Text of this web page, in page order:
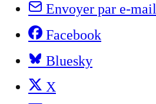
Envoyer par e-mail
Facebook
Bluesky
X